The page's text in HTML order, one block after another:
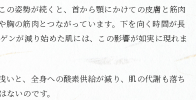
姿勢が続くと、首から顎にかけての皮膚と筋肉
の筋肉とつながっています。下を向く時間が長
ンが減り始めた肌には、この影響が如実に現れま
と、全身への酸素供給が減り、肌の代謝も落ち
いのです。